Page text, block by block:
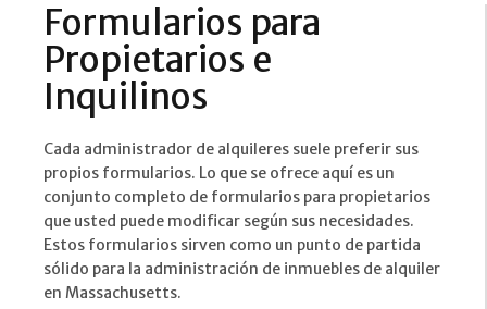
Formularios para
Propietarios e
Inquilinos
Cada administrador de alquileres suele preferir sus
propios formularios. Lo que se ofrece aquí es un
conjunto completo de formularios para propietarios
que usted puede modificar según sus necesidades.
Estos formularios sirven como un punto de partida
sólido para la administración de inmuebles de alquiler
en Massachusetts.